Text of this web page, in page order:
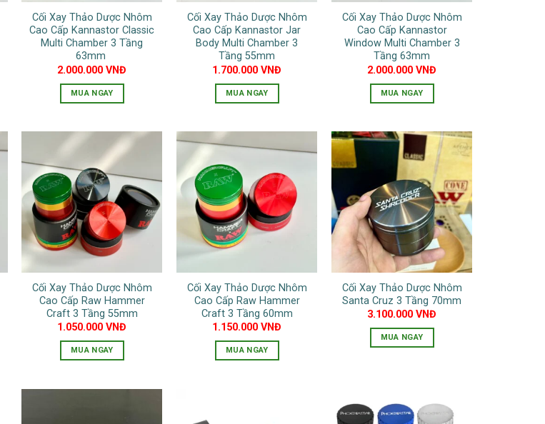
Cối Xay Thảo Dược Nhôm
Cao Cấp Kannastor Classic
Multi Chamber 3 Tầng
63mm
2.000.000VNĐ
MUA NGAY
Cối Xay Thảo Dược Nhôm
Cao Cấp Kannastor Jar
Body Multi Chamber 3
Tầng 55mm
1.700.000VNĐ
MUA NGAY
này
nhiều
biến
thể.
Các
có
thể
được
chọn
trên
trang
Cối Xay Thảo Dược Nhôm
Cao Cấp Kannastor
Window Multi Chamber 3
Tầng 63mm
2.000.000VNĐ
MUA NGAY
này
có
nhiều
biến
thể.
Các
tùy
chọn
có
thể
được
trên
Cối Xay Thảo Dược Nhôm
Cao Cấp Raw Hammer
Craft 3 Tầng 55mm
1.050.000VNĐ
MUA NGAY
Cối Xay Thảo Dược Nhôm
Cao Cấp Raw Hammer
Craft 3 Tầng 60mm
1.150.000VNĐ
MUA NGAY
Cối Xay Thảo Dược Nhôm
Santa Cruz 3 Tầng 70mm
3.100.000VNĐ
MUA NGAY